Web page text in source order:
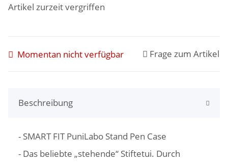
Artikel zurzeit vergriffen
Momentan nicht verfügbar Frage zum Artikel
Beschreibung
- SMART FIT PuniLabo Stand Pen Case
- Das beliebte „stehende“ Stiftetui. Durch